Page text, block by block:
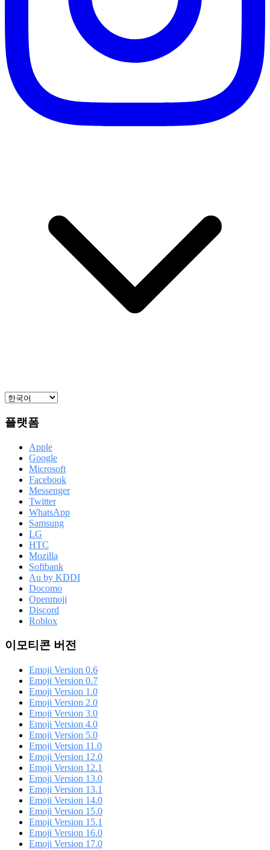
플랫폼
Apple
Google
Microsoft
Facebook
Messenger
Twitter
WhatsApp
Samsung
LG
HTC
Mozilla
Softbank
Au by KDDI
Docomo
Openmoji
Discord
Roblox
이모티콘 버전
Emoji Version 0.6
Emoji Version 0.7
Emoji Version 1.0
Emoji Version 2.0
Emoji Version 3.0
Emoji Version 4.0
Emoji Version 5.0
Emoji Version 11.0
Emoji Version 12.0
Emoji Version 12.1
Emoji Version 13.0
Emoji Version 13.1
Emoji Version 14.0
Emoji Version 15.0
Emoji Version 15.1
Emoji Version 16.0
Emoji Version 17.0